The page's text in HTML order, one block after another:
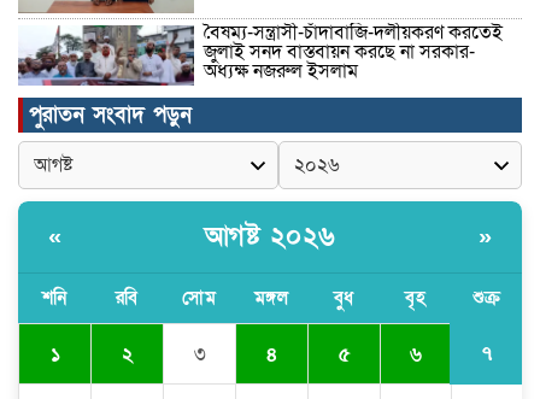
বৈষম্য-সন্ত্রাসী-চাঁদাবাজি-দলীয়করণ করতেই
জুলাই সনদ বাস্তবায়ন করছে না সরকার-
অধ্যক্ষ নজরুল ইসলাম
ঠাকুরগাঁওয়ে ইজিবাইক চোরচক্রের ৩ সদস্য
গ্রেপ্তার, বিপুল পরিমাণ যন্ত্রাংশ উদ্ধার ‎
মুন্সীগঞ্জের টংগীবাড়ীতে ৭ ফুট ৬ ইঞ্চি উচ্চতার
ঘণ্টার পর ঘণ্টা বিদ্যুৎহীন মৌলভীবাজার:
অতিরিক্ত বিলে দিশেহারা গ্রাহক, তীব্র ক্ষোভ
পুরাতন সংবাদ পড়ুন
« আগষ্ট ২০২৬ »
শনি রবি সোম মঙ্গল বুধ বৃহ শুক্র
১ ২ ৩ ৪ ৫ ৬ ৭